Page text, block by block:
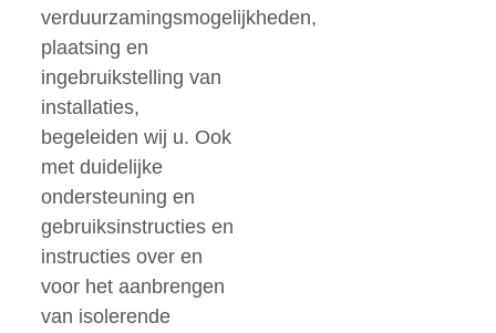
verduurzamingsmogelijkheden,
plaatsing en
ingebruikstelling van
installaties,
begeleiden wij u. Ook
met duidelijke
ondersteuning en
gebruiksinstructies en
instructies over en
voor het aanbrengen
van isolerende